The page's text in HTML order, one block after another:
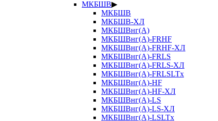
МКБШВ▶
МКБШВ
МКБШВ-ХЛ
МКБШВнг(А)
МКБШВнг(А)-FRHF
МКБШВнг(А)-FRHF-ХЛ
МКБШВнг(А)-FRLS
МКБШВнг(А)-FRLS-ХЛ
МКБШВнг(А)-FRLSLTx
МКБШВнг(А)-HF
МКБШВнг(А)-HF-ХЛ
МКБШВнг(А)-LS
МКБШВнг(А)-LS-ХЛ
МКБШВнг(А)-LSLTx